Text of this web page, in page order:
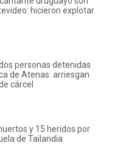
hicieron explotar
personas detenidas
de Atenas: arriesgan
cárcel
y 15 heridos por
de Tailandia